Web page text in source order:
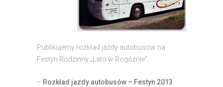
Publikujemy rozkład jazdy autobusów na
Festyn Rodzinny „Lato w Rogóżnie”.
– Rozkład jazdy autobusów – Festyn 2013